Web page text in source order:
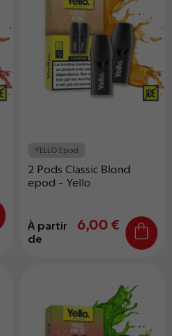
YELLO Epod
2 Pods Classic Blond
epod - Yello
À partir
de
6,00 €